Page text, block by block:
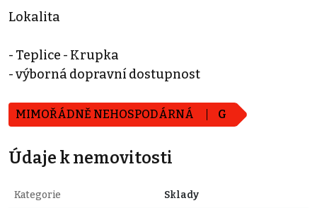
Lokalita
- Teplice - Krupka
- výborná dopravní dostupnost
MIMOŘÁDNĚ NEHOSPODÁRNÁ G
Údaje k nemovitosti
Kategorie Sklady